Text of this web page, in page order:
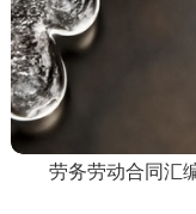
劳务劳动合同汇